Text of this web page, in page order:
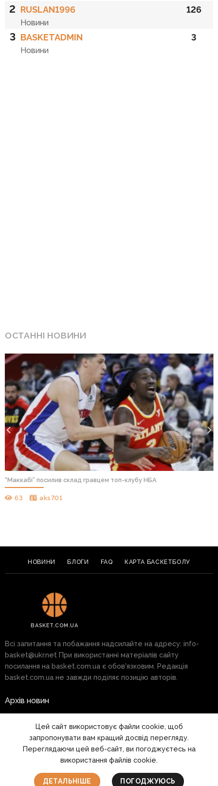
2 RUSLAN1996
Новини
126
3 BASKETADMIN
Новини
3
ОСТАННІ НОВИНИ
“Маккабі” посилив склад гравцем топ-клубу НБА
63 aks701
НОВИНИ БЛОГИ FAQ КАРТА БАСКЕТБОЛУ
BASKET.COM.UA
Всі запитання та побажання надсилайте на адресу: info-
basket@ukr.net При використанні матеріалів сайту
посилання на basket.com.ua є обов'язковим. Редакція
basket.com.ua не завжди поділяє позицію авторів.
Архів новин
Правила
1999 - 2026 © www.basket.com.ua
Цей сайт використовує файли cookie, щоб
запропонувати вам кращий досвід перегляду.
Переглядаючи цей веб-сайт, ви погоджуєтесь на
використання файлів cookie.
ДЕТАЛЬНІШЕ ПОГОДЖУЮСЬ